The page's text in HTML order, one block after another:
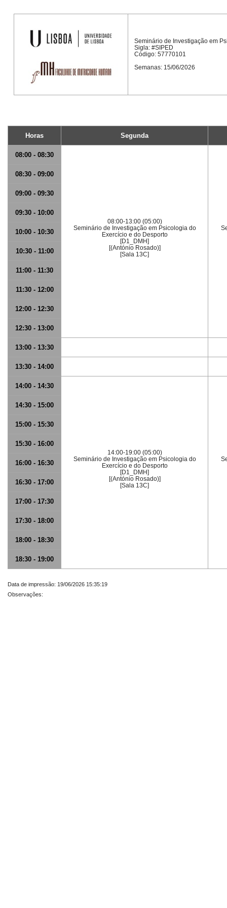
Seminário de Investigação em
Sigla: #SIPED
Código: 57770101
Semanas: 15/06/2026
Horas Segunda
08:00 - 08:30
08:00-13:00 (05:00)
Seminário de Investigação em Psicologia do
Exercício e do Desporto
[D1_DMH]
[(António Rosado)]
[Sala 13C]
08:30 - 09:00
09:00 - 09:30
09:30 - 10:00
10:00 - 10:30
10:30 - 11:00
11:00 - 11:30
11:30 - 12:00
12:00 - 12:30
12:30 - 13:00
13:00 - 13:30
13:30 - 14:00
14:00 - 14:30
14:00-19:00 (05:00)
Seminário de Investigação em Psicologia do
Exercício e do Desporto
[D1_DMH]
[(António Rosado)]
[Sala 13C]
14:30 - 15:00
15:00 - 15:30
15:30 - 16:00
16:00 - 16:30
16:30 - 17:00
17:00 - 17:30
17:30 - 18:00
18:00 - 18:30
18:30 - 19:00
Data de impressão: 19/06/2026 15:35:19
Observações: